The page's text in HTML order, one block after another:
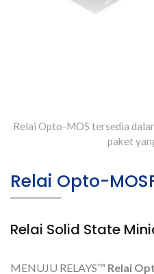
Relai Opto-MOS tersedia
paket
Relai Opto-
Relai Solid State
MENUJU RELAYS™ Relai